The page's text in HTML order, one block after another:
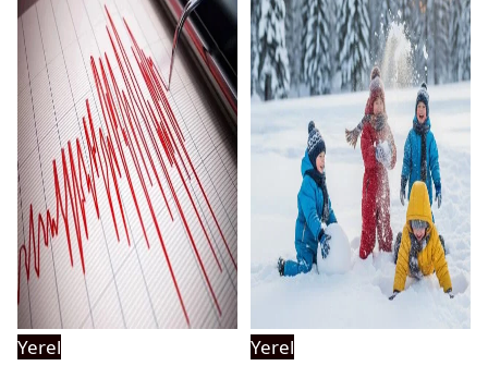
Yerel
Yerel